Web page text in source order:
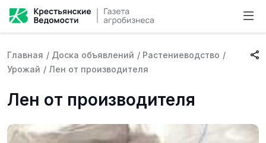
Главная / Доска объявлений / Растениеводство /
Урожай / Лен от производителя
Лен от производителя